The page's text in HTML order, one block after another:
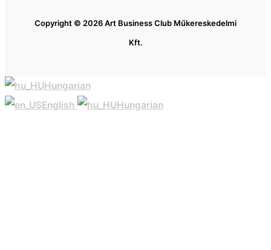
Copyright © 2026 Art Business Club Műkereskedelmi
Kft.
Hungarian
English
Hungarian